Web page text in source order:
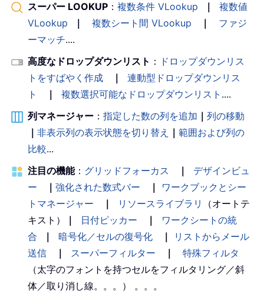
スーパー LOOKUP ： 複数条件 VLookup ｜
複数値
VLookup
｜ 複数シート間 VLookup ｜
ファジ
ーマッチ....
高度なドロップダウンリスト ： ドロップダウンリス
トをすばやく作成
｜
連動型ドロップダウンリス
ト
｜ 複数選択可能なドロップダウンリスト ....
列マネージャー ： 指定した数の列を追加 ｜ 列の移動
｜ 非表示列の表示状態を切り替え ｜ 範囲および列の
比較...
注目の機能： グリッドフォーカス ｜
デザインビュ
ー
｜ 強化された数式バー ｜
ワークブックとシー
トマネージャー
｜ リソースライブラリ
（オートテ
キスト）
｜ 日付ピッカー ｜
ワークシートの統
合
｜ 暗号化／セルの復号化 ｜
リストからメール
送信
｜ スーパーフィルター ｜
特殊フィルタ
（太字のフォントを持つセルをフィルタリング／斜
体／取り消し線。。。） 。。。